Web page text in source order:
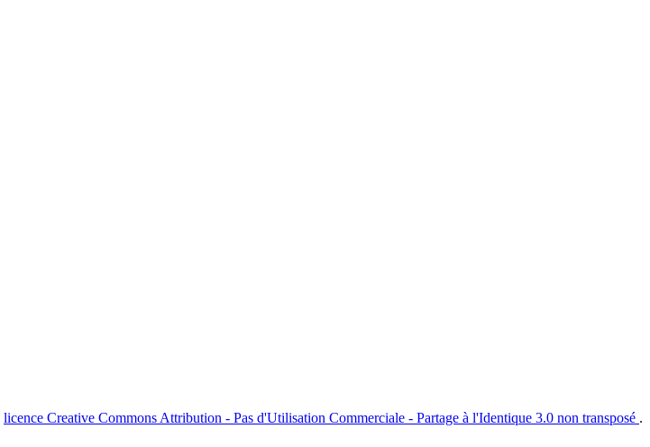
licence Creative Commons Attribution - Pas d'Utilisation Commerciale - Partage à l'Identique 3.0 non transposé .